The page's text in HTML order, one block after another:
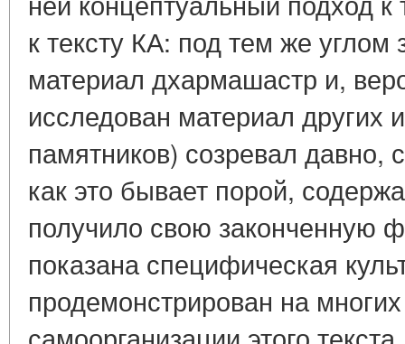
к тексту КА: под тем же углом
материал дхармашастр и,
исследован материал других
памятников) созревал давно,
как это бывает порой,
получило свою законченную
показана специфическая
продемонстрирован на